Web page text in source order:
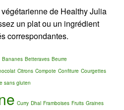
de Healthy Julia
un plat ou un ingrédient
correspondantes.
Bananes Betteraves Beurre
Citrons Compote Confiture Courgettes
sans gluten
Curry Dhal Framboises Fruits Graines